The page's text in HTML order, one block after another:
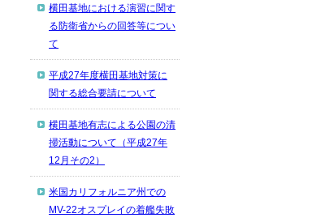
横田基地における演習に関す
る防衛省からの回答等につい
て
平成27年度横田基地対策に
関する総合要請について
横田基地有志による公園の清
掃活動について（平成27年
12月その2）
米国カリフォルニア州での
MV-22オスプレイの着艦失敗